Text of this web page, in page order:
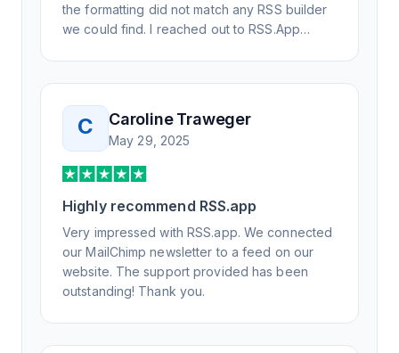
the formatting did not match any RSS builder
we could find. I reached out to RSS.App
day, but I spoke to someone who was
knowledgeable, kind, and clearly wanted to
understand the issue. It has been a few
weeks, but after many revisions and direct
support, all of my release notes are in a way
that my users understand and find value in.
Honestly, it has been an exceptional
experience, and I will be pushing everyone I
know to RSS.app for their RSS needs.
C Caroline Traweger
May 29, 2025
Highly recommend RSS.app
Very impressed with RSS.app. We connected
our MailChimp newsletter to a feed on our
website. The support provided has been
outstanding! Thank you.